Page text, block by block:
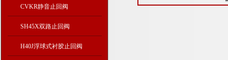
CVKR静音止回阀
SH45X双路止回阀
H40J浮球式衬胶止回阀